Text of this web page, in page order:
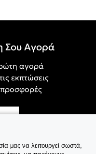
Σου Αγορά
αγορά
εκπτώσεις
προσφορές
μας να λειτουργεί σωστά,